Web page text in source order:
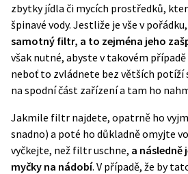
zbytky jídla či mycích prostředků,
špinavé vody. Jestliže je vše v
samotný filtr, a to zejména jeho
však nutné, abyste v takovém
neboť to zvládnete bez větších potíží
na spodní část zařízení a tam ho
Jakmile filtr najdete, opatrně ho
snadno) a poté ho důkladně omyjte
vyčkejte, než filtr uschne, a
myčky na nádobí. V případě, že by